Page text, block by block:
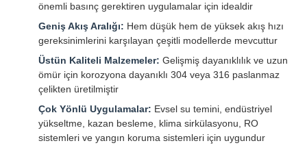
önemli basınç gerektiren uygulamalar için idealdir
Geniş Akış Aralığı: Hem düşük hem de yüksek akış hızı
gereksinimlerini karşılayan çeşitli modellerde mevcuttur
Üstün Kaliteli Malzemeler: Gelişmiş dayanıklılık ve uzun
ömür için korozyona dayanıklı 304 veya 316 paslanmaz
çelikten üretilmiştir
Çok Yönlü Uygulamalar: Evsel su temini, endüstriyel
yükseltme, kazan besleme, klima sirkülasyonu, RO
sistemleri ve yangın koruma sistemleri için uygundur